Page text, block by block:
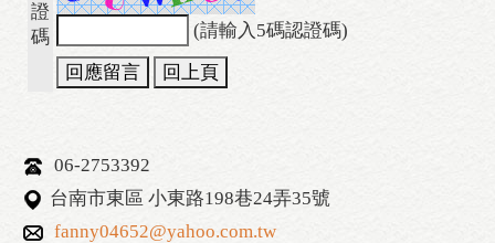
證
碼
(請輸入5碼認證碼)
06-2753392
台南市東區 小東路198巷24弄35號
fanny04652@yahoo.com.tw